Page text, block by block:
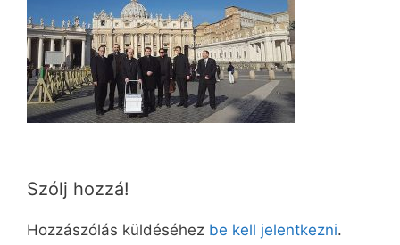
Szólj hozzá!
Hozzászólás küldéséhez be kell jelentkezni.